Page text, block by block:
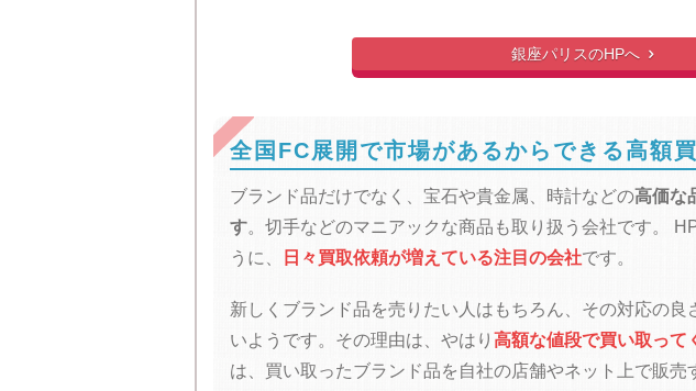
銀座パリスのHPへ 
全国FC展開で市場があるからできる高額
ブランド品だけでなく、宝石や貴金属、時計などの高価な
す。切手などのマニアックな商品も取り扱う会社です。
うに、
日々買取依頼が増えている注目の会社です。
新しくブランド品を売りたい人はもちろん、その対応の良
いようです。その理由は、やはり 高額な値段で買い取って
は、買い取ったブランド品を自社の店舗やネット上で販売